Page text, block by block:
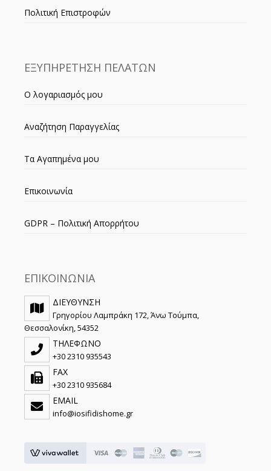
Πολιτική Επιστροφών
ΕΞΥΠΗΡΕΤΗΣΗ ΠΕΛΑΤΩΝ
Ο λογαριασμός μου
Αναζήτηση Παραγγελίας
Τα Αγαπημένα μου
Επικοινωνία
GDPR – Πολιτική Απορρήτου
ΕΠΙΚΟΙΝΩΝΙΑ
ΔΙΕΥΘΥΝΣΗ
Γρηγορίου Λαμπράκη 172, Άνω Τούμπα,
Θεσσαλονίκη, 54352
ΤΗΛΕΦΩΝΟ
+30 2310 935543
FAX
+30 2310 935684
EMAIL
info@iosifidishome.gr